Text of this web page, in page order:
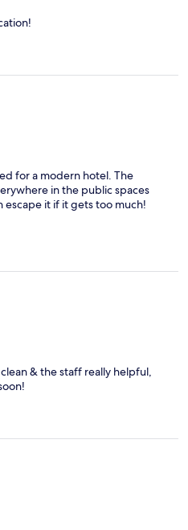
for a modern hotel. The
in the public spaces
escape it if it gets too much!
& the staff really helpful,